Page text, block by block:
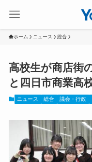
ホーム ニュース 総合
高校生が商店街
と四日市商業高
ニュース 総合 議会・行政